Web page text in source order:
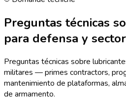
Preguntas técnicas
para defensa y
Preguntas técnicas sobre
militares — primes contractors,
mantenimiento de plataformas,
de armamento.